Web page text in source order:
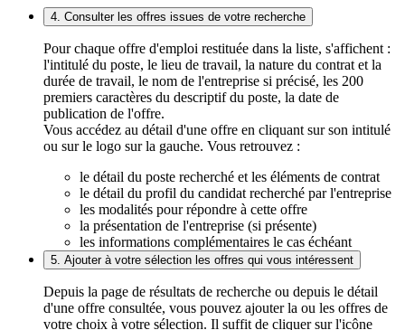
4. Consulter les offres issues de votre recherche
Pour chaque offre d'emploi restituée dans la liste, s'affichent :
l'intitulé du poste, le lieu de travail, la nature du contrat et la
durée de travail, le nom de l'entreprise si précisé, les 200
premiers caractères du descriptif du poste, la date de
publication de l'offre.
Vous accédez au détail d'une offre en cliquant sur son intitulé
ou sur le logo sur la gauche. Vous retrouvez :
le détail du poste recherché et les éléments de contrat
le détail du profil du candidat recherché par l'entreprise
les modalités pour répondre à cette offre
la présentation de l'entreprise (si présente)
les informations complémentaires le cas échéant
5. Ajouter à votre sélection les offres qui vous intéressent
Depuis la page de résultats de recherche ou depuis le détail
d'une offre consultée, vous pouvez ajouter la ou les offres de
votre choix à votre sélection. Il suffit de cliquer sur l'icône